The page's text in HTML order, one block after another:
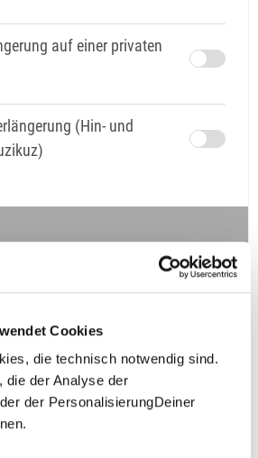
Cookies
die technisch notwendig sind.
die der Analyse der
der PersonalisierungDeiner
auf einer privaten
(Hin- und